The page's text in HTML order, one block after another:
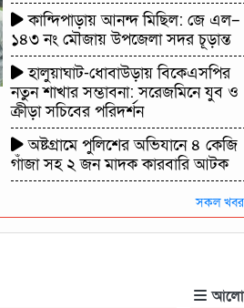
কান্দিপাড়ায় আনন্দ মিছিল: জে এল–
১৪৩ নং মৌজায় উপজেলা সদর চূড়ান্ত
হালুয়াঘাট-ধোবাউড়ায় বিকেএসপির
নতুন শাখার সম্ভাবনা: সরেজমিনে যুব ও
ক্রীড়া সচিবের পরিদর্শন
অষ্টগ্রামে পুলিশের অভিযানে ৪ কেজি
গাঁজা সহ ২ জন মাদক কারবারি আটক
সকল খবর